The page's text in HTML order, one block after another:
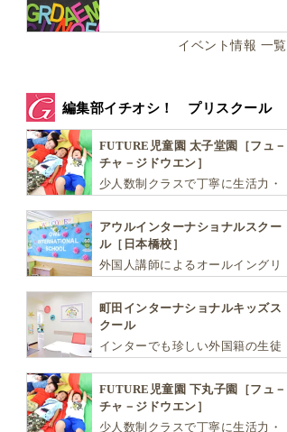
イベント情報 一覧
編集部イチオシ！ プリスクール
FUTURE児童園 太子堂園［フュ－
チャ－ジドウエン］
少人数制クラスで丁寧に生活力・
能性を広げます！
アウルインターナショナルスクー
ル［日本橋校］
外国人講師によるオールイングリ
クールです。子ども達が英語を学
ぶだけではなく、英語で学ぶ環境
を提供します！
町田インターナショナルキッズス
クール
インターでも珍しい外国籍の生徒
境が魅力の「町田インターナショ
ナルキッズスクール」。
FUTURE児童園 下丸子園［フュ－
チャ－ジドウエン］
少人数制クラスで丁寧に生活力・